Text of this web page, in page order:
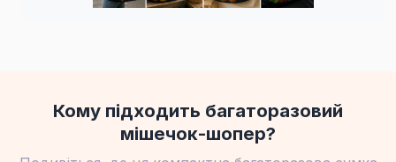
Кому підходить багаторазовий
мішечок-шопер?